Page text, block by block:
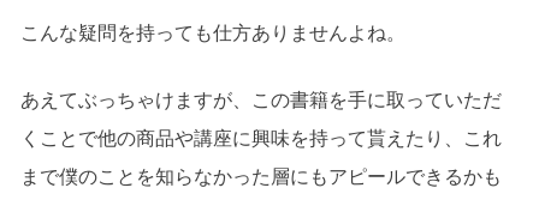
こんな疑問を持っても仕方ありませんよね。
あえてぶっちゃけますが、この書籍を手に取っていただ
くことで他の商品や講座に興味を持って貰えたり、これ
まで僕のことを知らなかった層にもアピールできるかも